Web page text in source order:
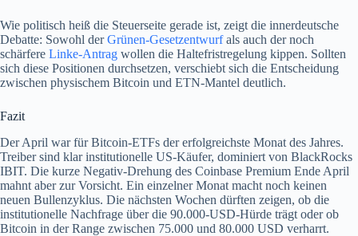
Wie politisch heiß die Steuerseite gerade ist, zeigt die innerdeutsche
Debatte: Sowohl derGrünen-Gesetzentwurfals auch der noch
schärfere Linke-Antrag wollen die Haltefristregelung kippen. Sollten
sich diese Positionen durchsetzen, verschiebt sich die Entscheidung
zwischen physischem Bitcoin und ETN-Mantel deutlich.
Fazit
Der April war für Bitcoin-ETFs der erfolgreichste Monat des Jahres.
Treiber sind klar institutionelle US-Käufer, dominiert von BlackRocks
IBIT. Die kurze Negativ-Drehung des Coinbase Premium Ende April
mahnt aber zur Vorsicht. Ein einzelner Monat macht noch keinen
neuen Bullenzyklus. Die nächsten Wochen dürften zeigen, ob die
institutionelle Nachfrage über die 90.000-USD-Hürde trägt oder ob
Bitcoin in der Range zwischen 75.000 und 80.000 USD verharrt.